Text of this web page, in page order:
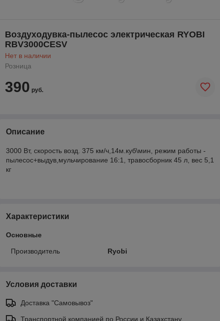
Воздуходувка-пылесос электрическая RYOBI
RBV3000CESV
Нет в наличии
Розница
390 руб.
Описание
3000 Вт, скорость возд. 375 км/ч,14м.куб\мин, режим работы -
пылесос+выдув,мульчирование 16:1, травосборник 45 л, вес 5,1
кг
Характеристики
Основные
Производитель Ryobi
Условия доставки
Доставка "Самовывоз"
Транспортной компанией по России и Казахстану